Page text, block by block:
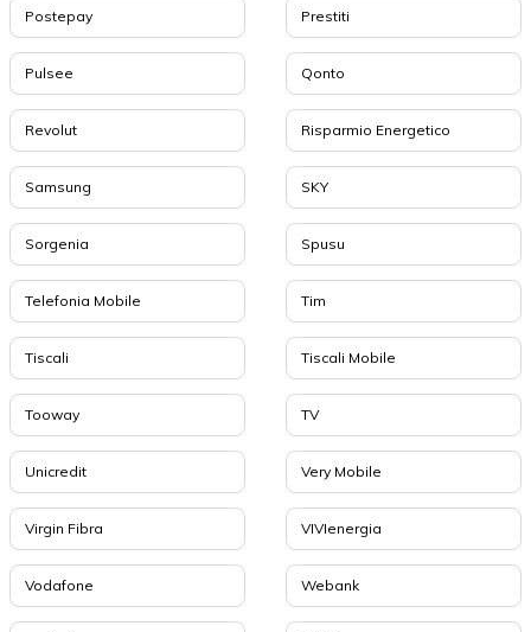
Postepay Prestiti
Pulsee Qonto
Revolut Risparmio Energetico
Samsung SKY
Sorgenia Spusu
Telefonia Mobile Tim
Tiscali Tiscali Mobile
Tooway TV
Unicredit Very Mobile
Virgin Fibra VIVIenergia
Vodafone Webank